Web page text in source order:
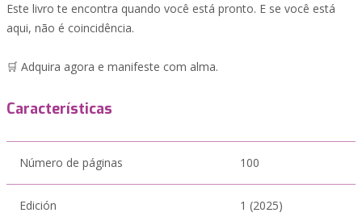
Este livro te encontra quando você está pronto. E se você está
aqui, não é coincidência.
🛒 Adquira agora e manifeste com alma.
Características
Número de páginas 100
Edición 1 (2025)